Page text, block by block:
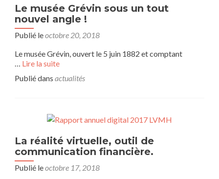
Le musée Grévin sous un tout
nouvel angle !
Publié leoctobre 20, 2018
Le musée Grévin, ouvert le 5 juin 1882 et comptant
… Lire la suite
Publié dans actualités
La réalité virtuelle, outil de
communication financière.
Publié leoctobre 17, 2018